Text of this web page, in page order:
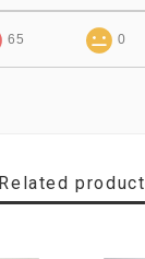
65 0
Related product